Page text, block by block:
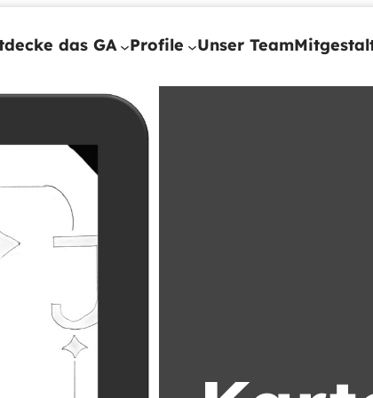
das GA Profile Unser Team